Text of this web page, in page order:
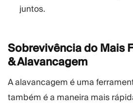
juntos.
Sobrevivência do Mais
&Alavancagem
A alavancagem é uma
também é a maneira mais